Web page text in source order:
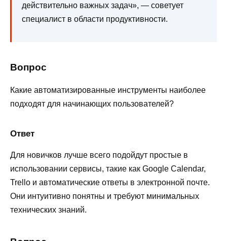
действительно важных задач», — советует
специалист в области продуктивности.
Вопрос
Какие автоматизированные инструменты наиболее
подходят для начинающих пользователей?
Ответ
Для новичков лучше всего подойдут простые в
использовании сервисы, такие как Google Calendar,
Trello и автоматические ответы в электронной почте.
Они интуитивно понятны и требуют минимальных
технических знаний.